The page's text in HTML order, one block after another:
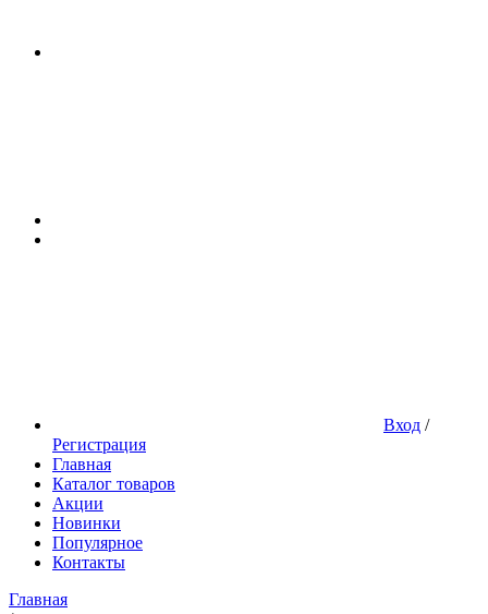
Вход /
Регистрация
Главная
Каталог товаров
Акции
Новинки
Популярное
Контакты
Главная